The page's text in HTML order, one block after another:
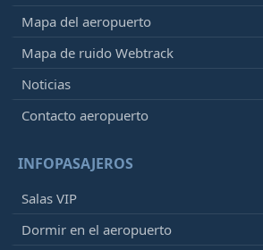
Mapa del aeropuerto
Mapa de ruido Webtrack
Noticias
Contacto aeropuerto
INFOPASAJEROS
Salas VIP
Dormir en el aeropuerto